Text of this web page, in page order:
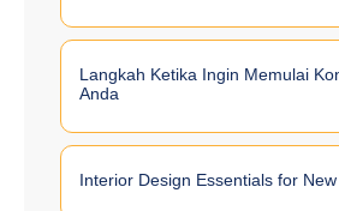
Langkah Ketika Ingin Memulai
Anda
Interior Design Essentials for